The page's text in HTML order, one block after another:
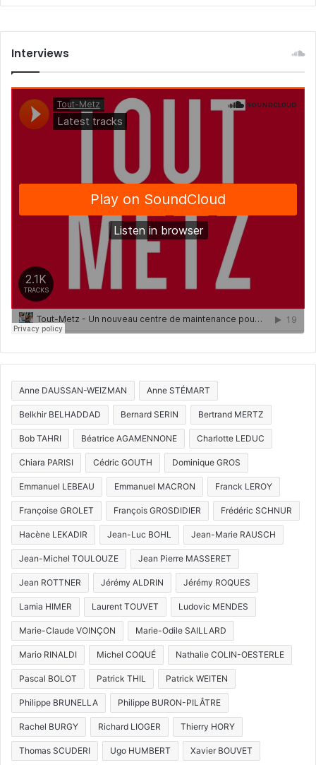
Interviews
Anne DAUSSAN-WEIZMAN Anne STÉMART
Belkhir BELHADDAD Bernard SERIN Bertrand MERTZ
Bob TAHRI Béatrice AGAMENNONE Charlotte LEDUC
Chiara PARISI Cédric GOUTH Dominique GROS
Emmanuel LEBEAU Emmanuel MACRON Franck LEROY
Françoise GROLET François GROSDIDIER Frédéric SCHNUR
Hacène LEKADIR Jean-Luc BOHL Jean-Marie RAUSCH
Jean-Michel TOULOUZE Jean Pierre MASSERET
Jean ROTTNER Jérémy ALDRIN Jérémy ROQUES
Lamia HIMER Laurent TOUVET Ludovic MENDES
Marie-Claude VOINÇON Marie-Odile SAILLARD
Mario RINALDI Michel COQUÉ Nathalie COLIN-OESTERLE
Pascal BOLOT Patrick THIL Patrick WEITEN
Philippe BRUNELLA Philippe BURON-PILÂTRE
Rachel BURGY Richard LIOGER Thierry HORY
Thomas SCUDERI Ugo HUMBERT Xavier BOUVET